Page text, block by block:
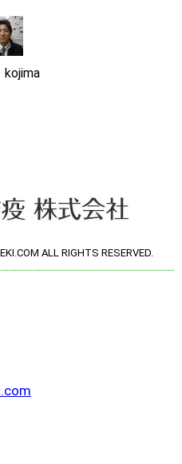
kojima
ALL RIGHTS RESERVED.